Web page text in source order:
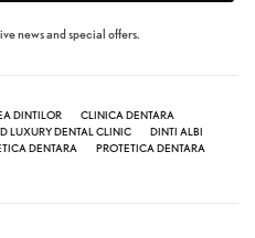
news and special offers.
DINTILOR
CLINICA DENTARA
LUXURY DENTAL CLINIC
DINTI ALBI
DENTARA
PROTETICA DENTARA